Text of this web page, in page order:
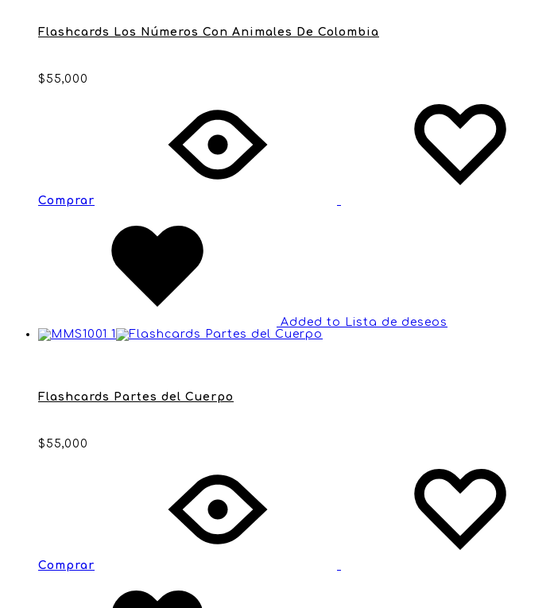
Flashcards Los Números Con Animales De Colombia
$ 55,000
Comprar
Added to Lista de deseos
Flashcards Partes del Cuerpo
$ 55,000
Comprar